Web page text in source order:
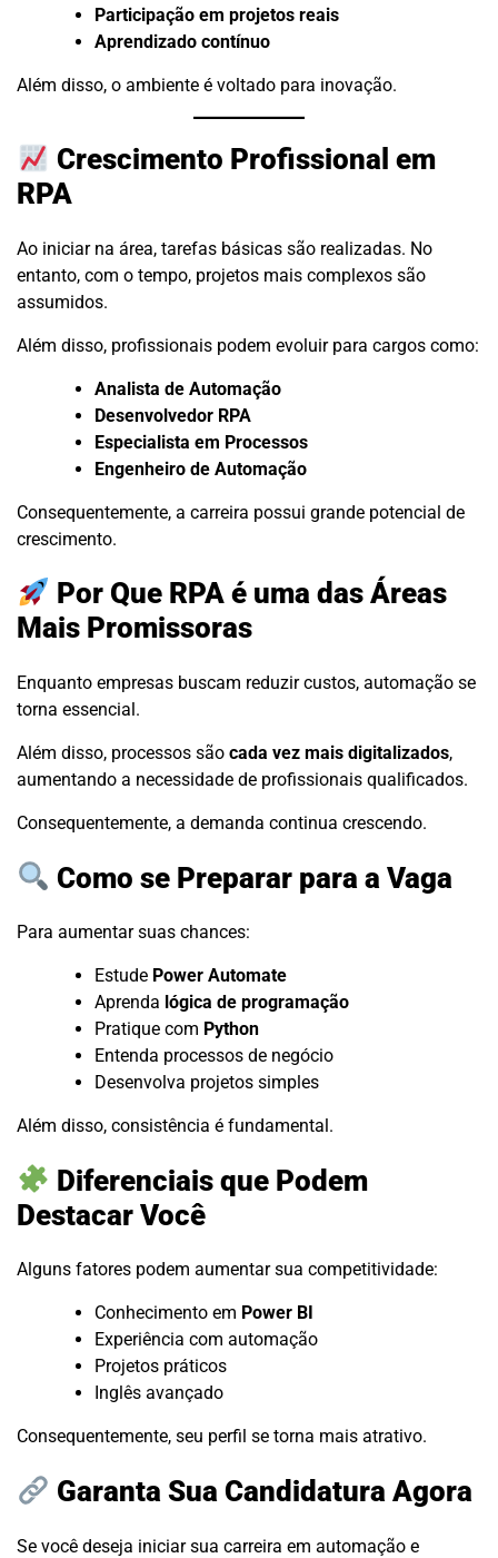
Participação em projetos reais
Aprendizado contínuo
Além disso, o ambiente é voltado para inovação.
Crescimento Profissional em
RPA
Ao iniciar na área, tarefas básicas são realizadas. No
entanto, com o tempo, projetos mais complexos são
assumidos.
Além disso, profissionais podem evoluir para cargos como:
Analista de Automação
Desenvolvedor RPA
Especialista em Processos
Engenheiro de Automação
Consequentemente, a carreira possui grande potencial de
crescimento.
Por Que RPA é uma das Áreas
Mais Promissoras
Enquanto empresas buscam reduzir custos, automação se
torna essencial.
Além disso, processos são cada vez mais digitalizados,
aumentando a necessidade de profissionais qualificados.
Consequentemente, a demanda continua crescendo.
Como se Preparar para a Vaga
Para aumentar suas chances:
Estude Power Automate
Aprenda lógica de programação
Pratique com Python
Entenda processos de negócio
Desenvolva projetos simples
Além disso, consistência é fundamental.
Diferenciais que Podem
Destacar Você
Alguns fatores podem aumentar sua competitividade:
Conhecimento em Power BI
Experiência com automação
Projetos práticos
Inglês avançado
Consequentemente, seu perfil se torna mais atrativo.
Garanta Sua Candidatura Agora
Se você deseja iniciar sua carreira em automação e